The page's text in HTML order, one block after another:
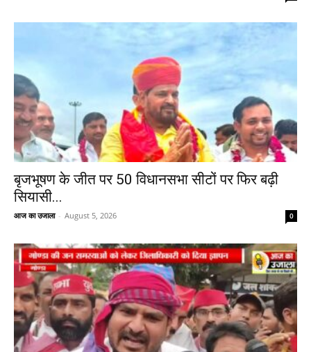
बृजभूषण के जीत पर 50 विधानसभा सीटों पर फिर बढ़ी
सियासी...
आज का उजाला - August 5, 2026 0